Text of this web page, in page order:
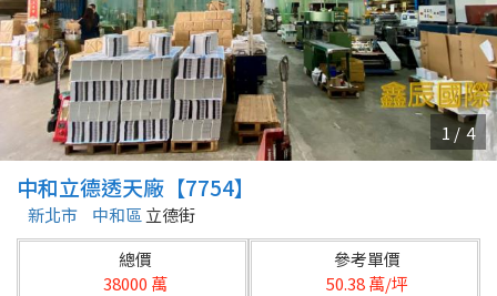
2026 台北降價好屋限量釋出
2026 新北降價好屋限量釋出
2026 台中降價好屋限量釋出
2026 台南降價好屋限量釋出
2026 高雄降價好屋限量釋出
縣市
不限
台北市
區域
中和立德透天廠【7754】
新北市 中和區 立德街
總價
38000 萬
參考單價
50.38 萬/坪